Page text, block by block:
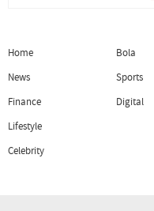
Home
News
Finance
Lifestyle
Celebrity
Bola
Sports
Digital